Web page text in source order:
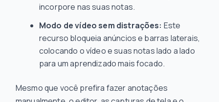
incorpore nas suas notas.
Modo de vídeo sem distrações: Este
recurso bloqueia anúncios e barras laterais,
colocando o vídeo e suas notas lado a lado
para um aprendizado mais focado.
Mesmo que você prefira fazer anotações